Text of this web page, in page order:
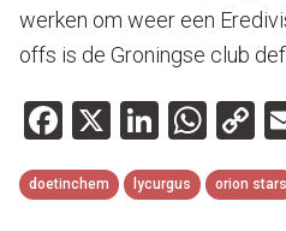
werken om weer een
offs is de Groningse club
Facebook
X
doetinchem lycurgus orion stars